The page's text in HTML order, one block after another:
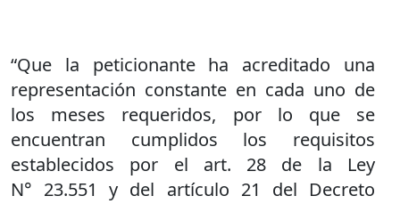
“Que la peticionante ha acreditado una
representación constante en cada uno de
los meses requeridos, por lo que se
encuentran cumplidos los requisitos
establecidos por el art. 28 de la Ley
N° 23.551 y del artículo 21 del Decreto